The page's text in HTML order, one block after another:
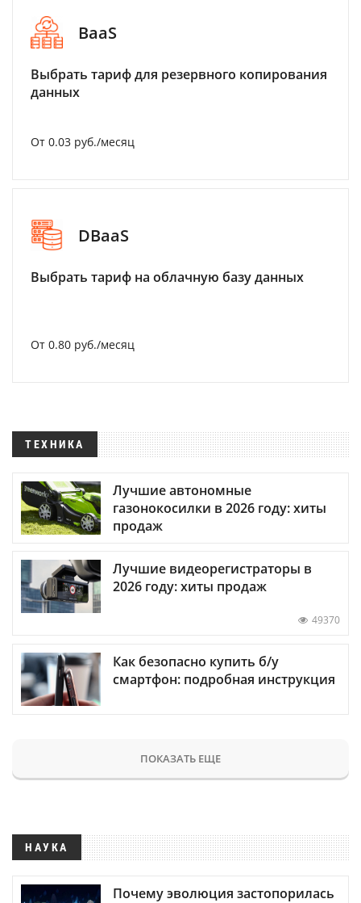
BaaS
Выбрать тариф для резервного копирования
данных
От 0.03 руб./месяц
DBaaS
Выбрать тариф на облачную базу данных
От 0.80 руб./месяц
ТЕХНИКА
Лучшие автономные
газонокосилки в 2026 году: хиты
продаж
Лучшие видеорегистраторы в
2026 году: хиты продаж
49370
Как безопасно купить б/у
смартфон: подробная инструкция
ПОКАЗАТЬ ЕЩЕ
НАУКА
Почему эволюция застопорилась